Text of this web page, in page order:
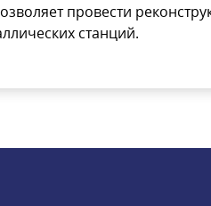
провести
станций.